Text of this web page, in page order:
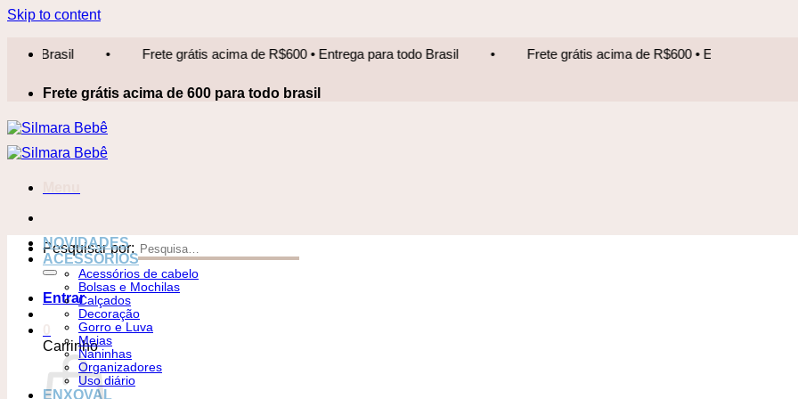
Skip to content
Frete grátis acima de R$600 • Entrega para todo Brasil • Frete grátis acima de R$600 • Entrega para todo Brasil
Frete grátis acima de 600 para todo brasil
Pesquisar por:
Entrar
Carrinho
NOVIDADES
ACESSÓRIOS
Acessórios de cabelo
Bolsas e Mochilas
Calçados
Decoração
Gorro e Luva
Meias
Naninhas
Organizadores
Uso diário
ENXOVAL